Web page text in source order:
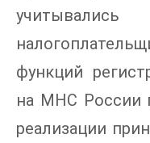
функций
на МНС России
реализации